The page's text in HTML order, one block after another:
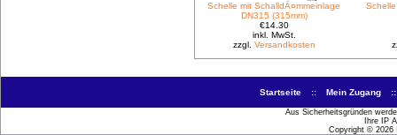
Schelle mit SchalldÃ¤mmeinlage
DN315 (315mm)
€14.30
inkl. MwSt.
zzgl. Versandkosten
Startseite :: Mein Zugang
Aus Sicherheitsgründen
Ihre IP
Copyright © 2026